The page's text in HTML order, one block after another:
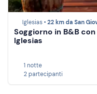
Iglesias •22 km da San
Soggiorno in B&B
Iglesias
1 notte
2 partecipanti